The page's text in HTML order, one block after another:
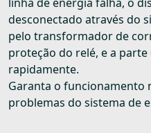
desconectado através do
pelo transformador de
proteção do relé, e a
rapidamente.
Garanta o funcionamento
problemas do sistema de